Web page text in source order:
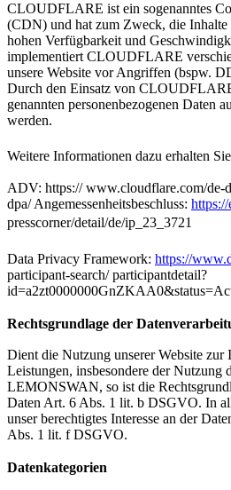
CLOUDFLARE ist ein sogenanntes
(CDN) und hat zum Zweck, die Inhalte
hohen Verfügbarkeit und
implementiert CLOUDFLARE
unsere Website vor Angriffen (bspw.
Durch den Einsatz von
genannten personenbezogenen Daten
werden.
Weitere Informationen dazu erhalten
ADV: https:// www.cloudflare.com/de-
dpa/ Angemessenheitsbeschluss:
presscorner/detail/de/ip_23_3721
Data Privacy Framework: https://
participant-search/ participantdetail?
Rechtsgrundlage der
Dient die Nutzung unserer Website zur
Leistungen, insbesondere der Nutzung
LEMONSWAN, so ist die
Daten Art. 6 Abs. 1 lit. b DSGVO. In
unser berechtigtes Interesse an der
Abs. 1 lit. f DSGVO.
Datenkategorien